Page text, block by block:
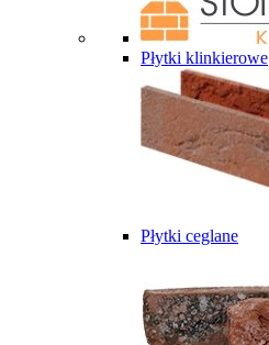
Płytki klinkierowe
Płytki ceglane